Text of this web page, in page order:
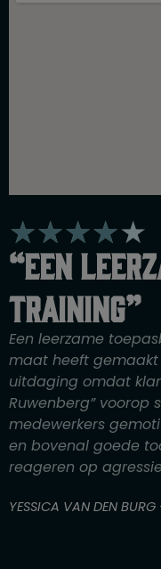
★★★★★
r
i
v
“Een
training”
Een leerzame
maat heeft gemaakt
uitdaging omdat
Ruwenberg” voorop
medewerkers
en bovenal goede
reageren op
YESSICA VAN DEN BURG